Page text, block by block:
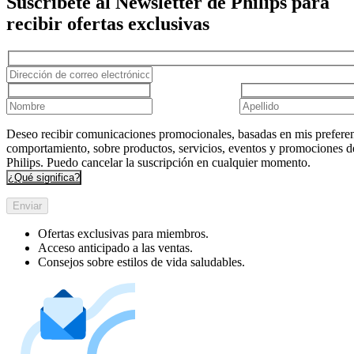
recibir ofertas exclusivas
Deseo recibir comunicaciones promocionales, basadas en mis
comportamiento, sobre productos, servicios, eventos y promociones
Philips. Puedo cancelar la suscripción en cualquier momento.
¿Qué significa?
Enviar
Ofertas exclusivas para miembros.
Acceso anticipado a las ventas.
Consejos sobre estilos de vida saludables.